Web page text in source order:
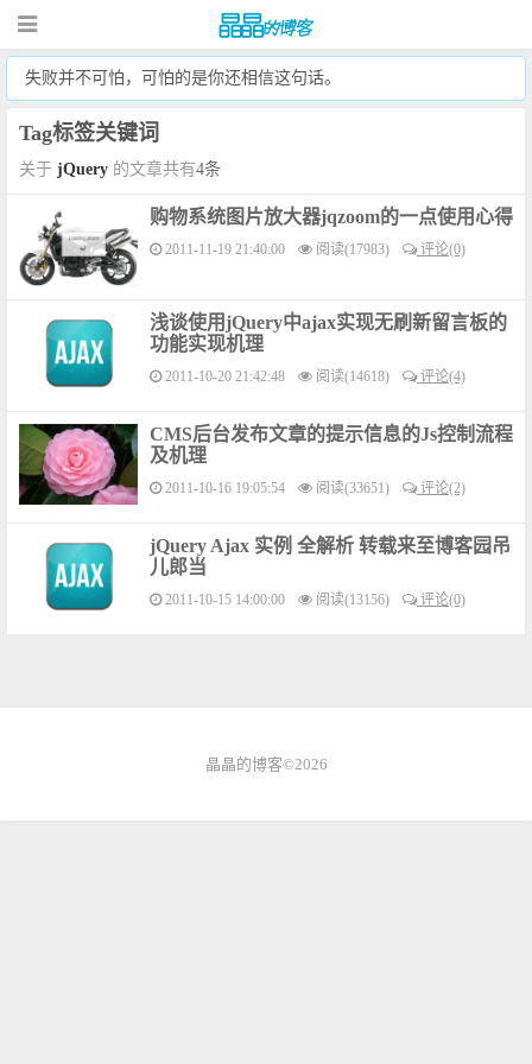
失败并不可怕，可怕的是你还相信这句话。
Tag标签关键词
关于 jQuery 的文章共有4条
购物系统图片放大器jqzoom的一点使用心得
2011-11-19 21:40:00 阅读(17983) 评论(0)
浅谈使用jQuery中ajax实现无刷新留言板的
功能实现机理
2011-10-20 21:42:48 阅读(14618) 评论(4)
CMS后台发布文章的提示信息的Js控制流程
及机理
2011-10-16 19:05:54 阅读(33651) 评论(2)
jQuery Ajax 实例 全解析 转载来至博客园吊
儿郎当
2011-10-15 14:00:00 阅读(13156) 评论(0)
晶晶的博客©2026